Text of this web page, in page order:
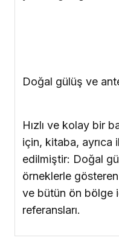
Doğal gülüş ve
Hızlı ve kolay bir
için, kitaba, ayrıca
edilmiştir: Doğal
örneklerle
ve bütün ön bölge
referansları.